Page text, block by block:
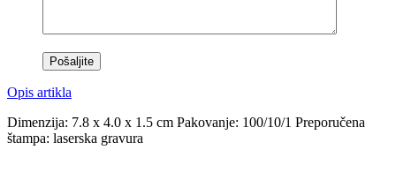
Opis artikla
Dimenzija: 7.8 x 4.0 x 1.5 cm Pakovanje: 100/10/1 Preporučena
štampa: laserska gravura